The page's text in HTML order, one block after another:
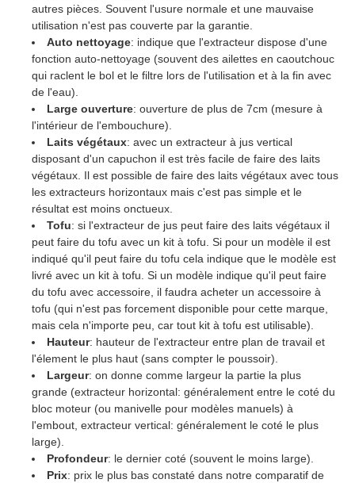
autres pièces. Souvent l'usure normale et une mauvaise
utilisation n'est pas couverte par la garantie.
Auto nettoyage: indique que l'extracteur dispose d'une
fonction auto-nettoyage (souvent des ailettes en caoutchouc
qui raclent le bol et le filtre lors de l'utilisation et à la fin avec
de l'eau).
Large ouverture: ouverture de plus de 7cm (mesure à
l'intérieur de l'embouchure).
Laits végétaux: avec un extracteur à jus vertical
disposant d'un capuchon il est très facile de faire des laits
végétaux. Il est possible de faire des laits végétaux avec tous
les extracteurs horizontaux mais c'est pas simple et le
résultat est moins onctueux.
Tofu: si l'extracteur de jus peut faire des laits végétaux il
peut faire du tofu avec un kit à tofu. Si pour un modèle il est
indiqué qu'il peut faire du tofu cela indique que le modèle est
livré avec un kit à tofu. Si un modèle indique qu'il peut faire
du tofu avec accessoire, il faudra acheter un accessoire à
tofu (qui n'est pas forcement disponible pour cette marque,
mais cela n'importe peu, car tout kit à tofu est utilisable).
Hauteur: hauteur de l'extracteur entre plan de travail et
l'élement le plus haut (sans compter le poussoir).
Largeur: on donne comme largeur la partie la plus
grande (extracteur horizontal: généralement entre le coté du
bloc moteur (ou manivelle pour modèles manuels) à
l'embout, extracteur vertical: généralement le coté le plus
large).
Profondeur: le dernier coté (souvent le moins large).
Prix: prix le plus bas constaté dans notre comparatif de